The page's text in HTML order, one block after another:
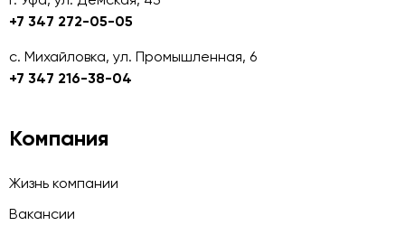
+7 347 272-05-05
с. Михайловка, ул. Промышленная, 6
+7 347 216-38-04
Компания
Жизнь компании
Вакансии